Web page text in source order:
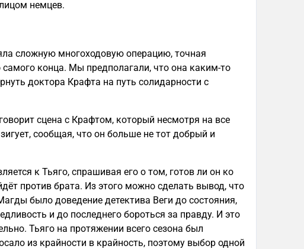
немцев.
сложную многоходовую операцию, точная
конца. Мы предполагали, что она каким-то
доктора Крафта на путь солидарности с
сцена с Крафтом, который несмотря на все
сообщая, что он больше не тот добрый и
к Тьяго, спрашивая его о том, готов ли он ко
против брата. Из этого можно сделать вывод, что
было доведение детектива Веги до состояния,
и до последнего бороться за правду. И это
Тьяго на протяжении всего сезона был
из крайности в крайность, поэтому выбор одной